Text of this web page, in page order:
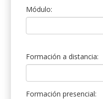
Módulo:
Formación a distancia:
Formación presencial: